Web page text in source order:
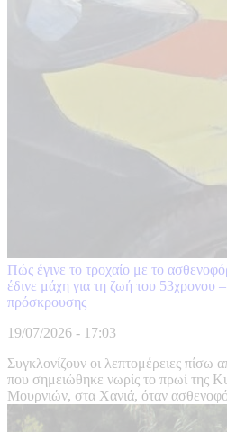
Πώς έγινε το τροχαίο με το
έδινε μάχη για τη ζωή του 53χρονου
πρόσκρουσης
19/07/2026 - 17:03
Συγκλονίζουν οι λεπτομέρειες πίσω
που σημειώθηκε νωρίς το πρωί της
Μουρνιών, στα Χανιά, όταν